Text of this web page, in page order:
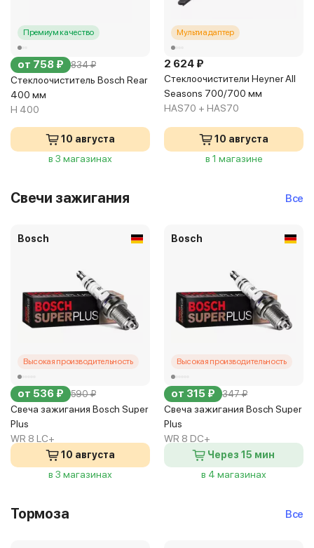
Премиум качество
от 758 ₽ 834 ₽
Стеклоочиститель Bosch Rear
400 мм
H 400
10 августа
в 3 магазинах
Мультиадаптер
2 624 ₽
Стеклоочистители Heyner All
Seasons 700/700 мм
HAS70 + HAS70
10 августа
в 1 магазине
Свечи зажигания Все
Bosch
Высокая производительность
от 536 ₽ 590 ₽
Свеча зажигания Bosch Super
Plus
WR 8 LC+
10 августа
в 3 магазинах
Bosch
Высокая производительность
от 315 ₽ 347 ₽
Свеча зажигания Bosch Super
Plus
WR 8 DC+
Через 15 мин
в 4 магазинах
Тормоза Все